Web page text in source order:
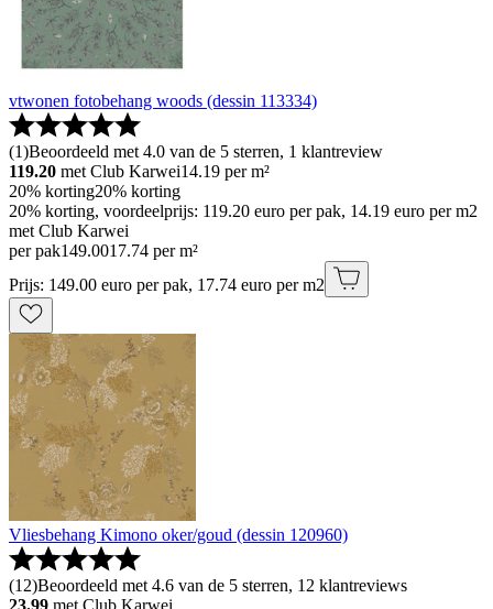
vtwonen fotobehang woods (dessin 113334)
(1)Beoordeeld met 4.0 van de 5 sterren, 1 klantreview
119.20 met Club Karwei14.19 per m²
20% korting20% korting
20% korting, voordeelprijs: 119.20 euro per pak, 14.19 euro per m2
met Club Karwei
per pak149.0017.74 per m²
Prijs: 149.00 euro per pak, 17.74 euro per m2
Vliesbehang Kimono oker/goud (dessin 120960)
(12)Beoordeeld met 4.6 van de 5 sterren, 12 klantreviews